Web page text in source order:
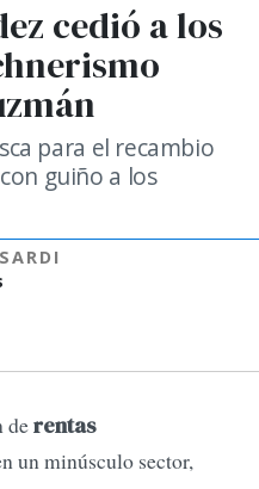
cedió a los
para el recambio
guiño a los
derentas
un minúsculo sector,